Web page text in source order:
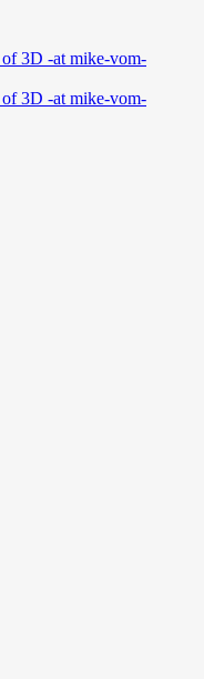
of 3D -at mike-vom-
of 3D -at mike-vom-